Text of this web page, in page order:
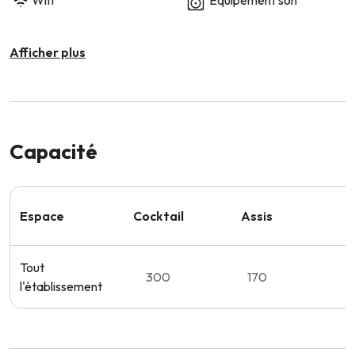
Afficher plus
Capacité
Espace Cocktail Assis
Tout
l'établissement
300 170